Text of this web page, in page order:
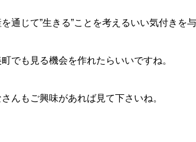
通じて”生きる”ことを考えるいい気付きを
でも見る機会を作れたらいいですね。
んもご興味があれば見て下さいね。